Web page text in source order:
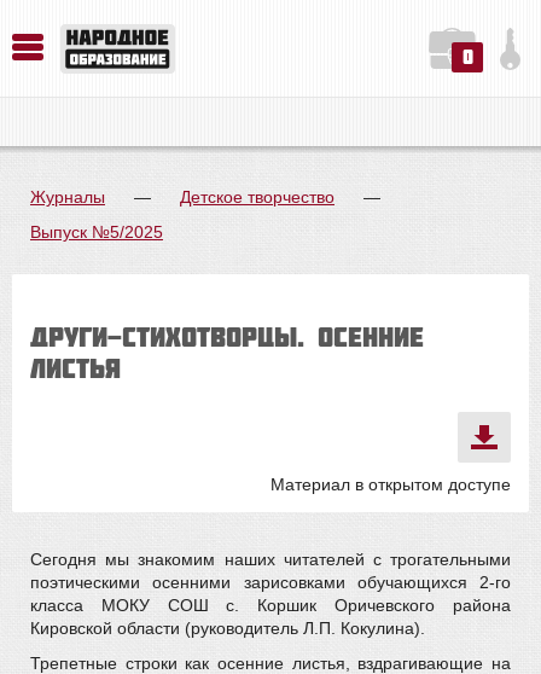
0
Журналы — Детское творчество
—
Выпуск №5/2025
Други-стихотворцы. Осенние
листья
Материал в открытом доступе
Сегодня мы знакомим наших читателей с трогательными
поэтическими осенними зарисовками обучающихся 2-го
класса МОКУ СОШ с. Коршик Оричевского района
Кировской области (руководитель Л.П. Кокулина).
Трепетные строки как осенние листья, вздрагивающие на